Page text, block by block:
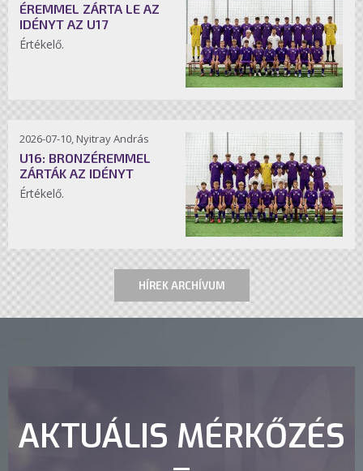
ÉREMMEL ZÁRTA LE AZ
IDÉNYT AZ U17
Értékelő.
2026-07-10, Nyitray András
U16: BRONZÉREMMEL
ZÁRTÁK AZ IDÉNYT
Értékelő.
HÍREK ARCHÍVUM
AKTUÁLIS MÉRKŐZÉS